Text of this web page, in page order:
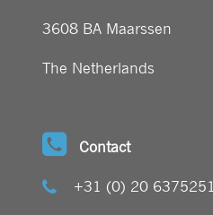
3608 BA Maarssen
The Netherlands
Contact
+31 (0) 20 6375251